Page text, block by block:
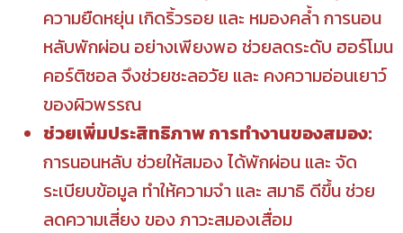
ความยืดหยุ่น เกิดริ้วรอย และ หมองคล้ำ การนอน
หลับพักผ่อน อย่างเพียงพอ ช่วยลดระดับ ฮอร์โมน
คอร์ติซอล จึงช่วยชะลอวัย และ คงความอ่อนเยาว์
ของผิวพรรณ
ช่วยเพิ่มประสิทธิภาพ การทำงานของสมอง:
การนอนหลับ ช่วยให้สมอง ได้พักผ่อน และ จัด
ระเบียบข้อมูล ทำให้ความจำ และ สมาธิ ดีขึ้น ช่วย
ลดความเสี่ยง ของ ภาวะสมองเสื่อม